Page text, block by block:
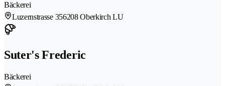
Bäckerei
Luzernstrasse 356208 Oberkirch LU
Suter's Frederic
Bäckerei